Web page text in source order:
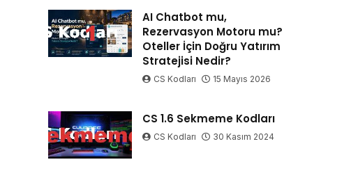
AI Chatbot mu,
Rezervasyon Motoru mu?
Oteller İçin Doğru Yatırım
Stratejisi Nedir?
CS Kodları 15 Mayıs 2026
CS 1.6 Sekmeme Kodları
CS Kodları 30 Kasım 2024